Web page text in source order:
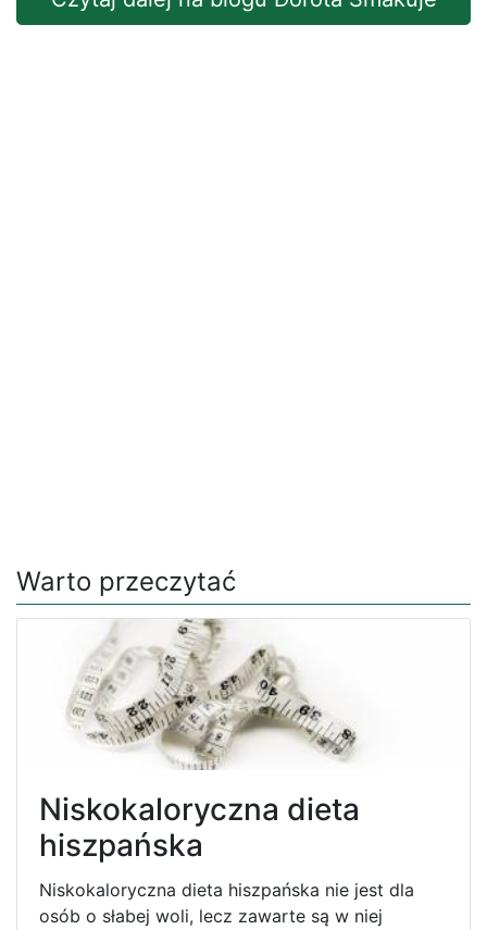
Warto przeczytać
Niskokaloryczna dieta
hiszpańska
Niskokaloryczna dieta hiszpańska nie jest dla
osób o słabej woli, lecz zawarte są w niej